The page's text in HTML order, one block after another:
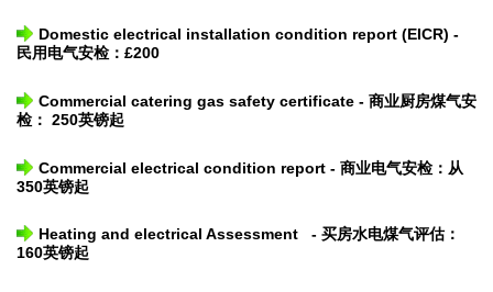
Domestic electrical installation condition report (EICR) -
民用电气安检：£200
Commercial catering gas safety certificate - 商业厨房煤气安
检： 250英镑起
Commercial electrical condition report - 商业电气安检：从
350英镑起
Heating and electrical Assessment - 买房水电煤气评估：
160英镑起